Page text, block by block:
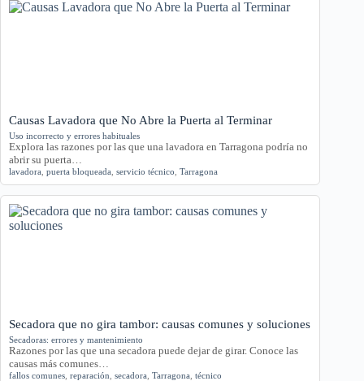
Causas Lavadora que No Abre la Puerta al Terminar
Uso incorrecto y errores habituales
Explora las razones por las que una lavadora en Tarragona podría no
abrir su puerta…
lavadora puerta bloqueada servicio técnico Tarragona
Secadora que no gira tambor: causas comunes y soluciones
Secadoras: errores y mantenimiento
Razones por las que una secadora puede dejar de girar. Conoce las
causas más comunes…
fallos comunes reparación secadora Tarragona técnico